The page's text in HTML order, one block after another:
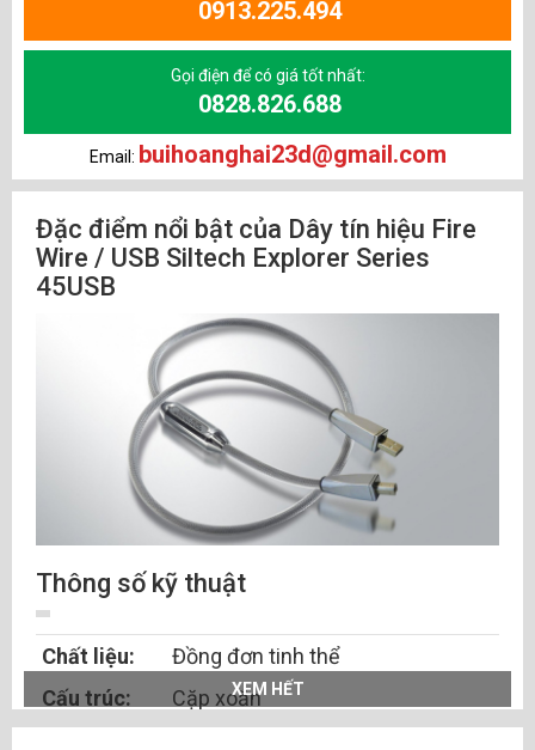
0913.225.494
Gọi điện để có giá tốt nhất:
0828.826.688
Email: buihoanghai23d@gmail.com
Đặc điểm nổi bật của Dây tín hiệu Fire
Wire / USB Siltech Explorer Series
45USB
Thông số kỹ thuật
Chất liệu:
Đồng đơn tinh thể
Cấu trúc:
Cặp xoắnXEM HẾT